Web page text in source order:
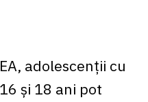
adolescenții cu
și 18 ani pot